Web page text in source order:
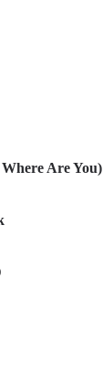
Are You)